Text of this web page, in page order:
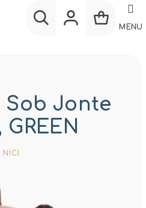
MENU
Sob Jonte
GREEN
NICI